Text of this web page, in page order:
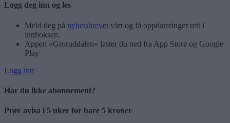
Logg deg inn og les
Meld deg på nyhetsbrevet vårt og få oppdateringer rett i
innboksen.
Appen «Groruddalen» laster du ned fra App Store og Google
Play
Logg inn
Har du ikke abonnement?
Prøv avisa i 5 uker for bare 5 kroner